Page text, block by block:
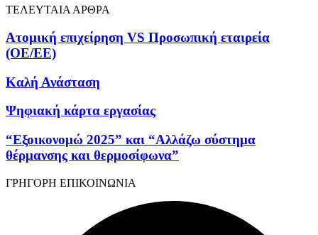
ΤΕΛΕΥΤΑΙΑ ΑΡΘΡΑ
Ατομική επιχείρηση VS Προσωπική εταιρεία
(OE/EE)
Καλή Ανάσταση
Ψηφιακή κάρτα εργασίας
“Εξοικονομώ 2025” και “Αλλάζω σύστημα
θέρμανσης και θερμοσίφωνα”
ΓΡΗΓΟΡΗ ΕΠΙΚΟΙΝΩΝΙΑ